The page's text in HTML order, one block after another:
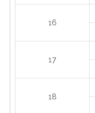
16
17
18